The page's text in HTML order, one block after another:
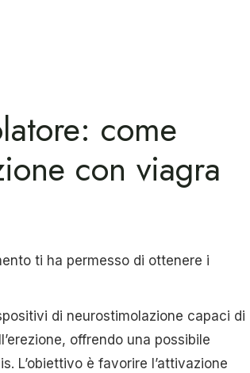
come
con viagra
ti ha permesso di ottenere i
di neurostimolazione capaci di
offrendo una possibile
L’obiettivo è favorire l’attivazione